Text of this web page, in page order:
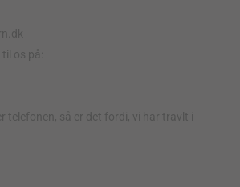
os på:
telefonen, så er det fordi, vi har travlt i